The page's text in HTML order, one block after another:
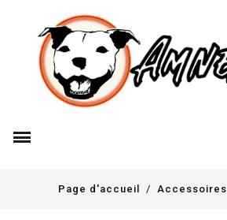
Page d'accueil Accessoires